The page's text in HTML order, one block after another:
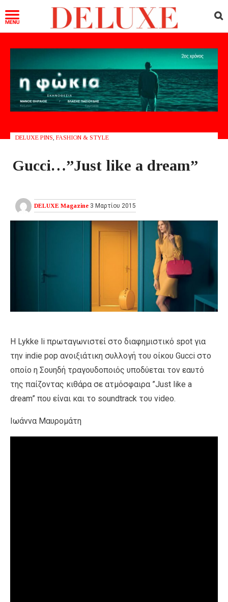
DELUXE PINS FASHION & STYLE
Gucci…”Just like a dream”
DELUXE Magazine 3 Μαρτίου 2015
Η Lykke li πρωταγωνιστεί στο διαφημιστικό spot για
την indie pop ανοιξιάτικη συλλογή του οίκου Gucci στο
οποίο η Σουηδή τραγουδοποιός υποδύεται τον εαυτό
της παίζοντας κιθάρα σε ατμόσφαιρα ”Just like a
dream” που είναι και το soundtrack του video.
Ιωάννα Μαυρομάτη